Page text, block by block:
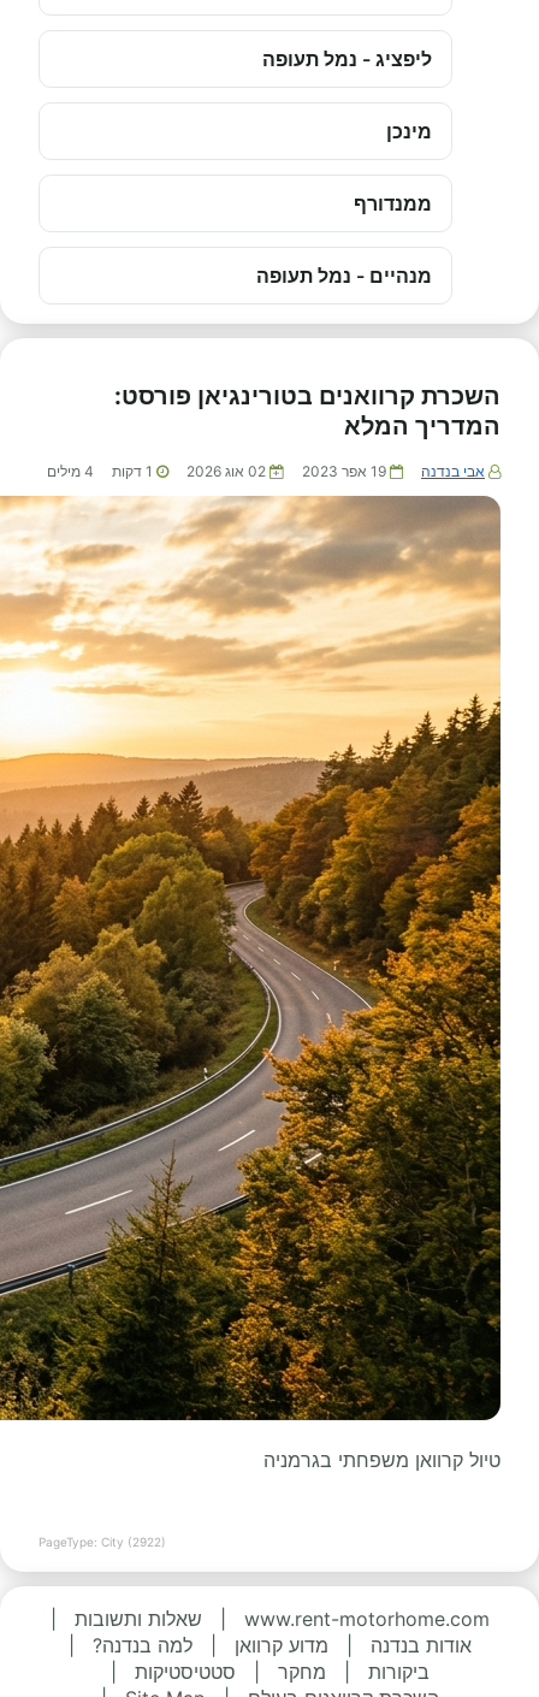
ליפציג - נמל תעופה
מינכן
ממנדורף
מנהיים - נמל תעופה
השכרת קרוואנים בטורינגיאן פורסט:
המדריך המלא
אבי בנדנה 19 אפר 2023 02 אוג 2026 1 דקות 4 מילים
טיול קרוואן משפחתי בגרמניה
PageType: City (2922)
www.rent-motorhome.com שאלות ותשובות
אודות בנדנה
מדוע קרוואן למה בנדנה?
ביקורות
מחקר סטטיסטיקות